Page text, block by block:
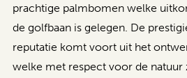
prachtige palmbomen welke
de golfbaan is gelegen. De
reputatie komt voort uit het
welke met respect voor de natuur